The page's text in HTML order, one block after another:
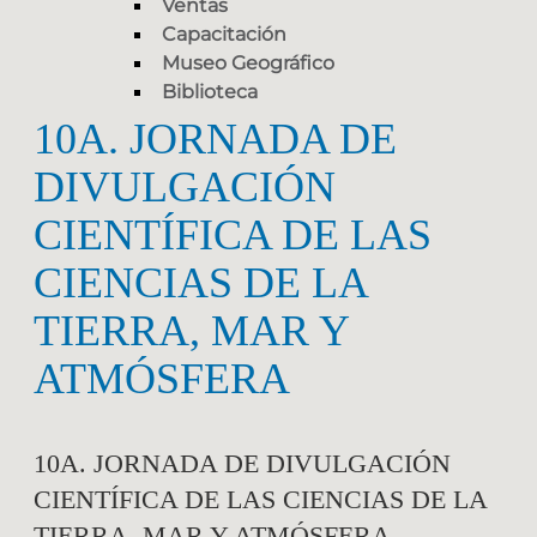
Ventas
Capacitación
Museo Geográfico
Biblioteca
10A. JORNADA DE
DIVULGACIÓN
CIENTÍFICA DE LAS
CIENCIAS DE LA
TIERRA, MAR Y
ATMÓSFERA
10A. JORNADA DE DIVULGACIÓN
CIENTÍFICA DE LAS CIENCIAS DE LA